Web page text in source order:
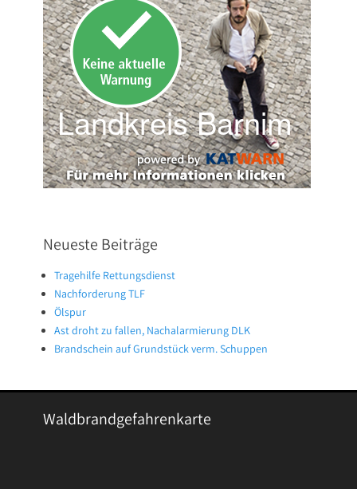
Neueste Beiträge
Tragehilfe Rettungsdienst
Nachforderung TLF
Ölspur
Ast droht zu fallen, Nachalarmierung DLK
Brandschein auf Grundstück verm. Schuppen
Waldbrandgefahrenkarte